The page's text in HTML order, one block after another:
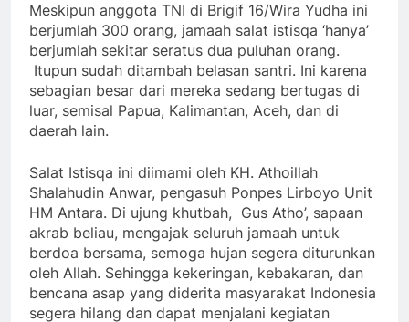
Meskipun anggota TNI di Brigif 16/Wira Yudha ini
berjumlah 300 orang, jamaah salat istisqa ‘hanya’
berjumlah sekitar seratus dua puluhan orang.
Itupun sudah ditambah belasan santri. Ini karena
sebagian besar dari mereka sedang bertugas di
luar, semisal Papua, Kalimantan, Aceh, dan di
daerah lain.
Salat Istisqa ini diimami oleh KH. Athoillah
Shalahudin Anwar, pengasuh Ponpes Lirboyo Unit
HM Antara. Di ujung khutbah, Gus Atho’, sapaan
akrab beliau, mengajak seluruh jamaah untuk
berdoa bersama, semoga hujan segera diturunkan
oleh Allah. Sehingga kekeringan, kebakaran, dan
bencana asap yang diderita masyarakat Indonesia
segera hilang dan dapat menjalani kegiatan